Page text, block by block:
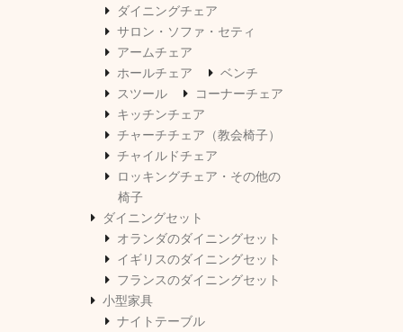
ダイニングチェア
サロン・ソファ・セティ
アームチェア
ホールチェア
ベンチ
スツール
コーナーチェア
キッチンチェア
チャーチチェア（教会椅子）
チャイルドチェア
ロッキングチェア・その他の
椅子
ダイニングセット
オランダのダイニングセット
イギリスのダイニングセット
フランスのダイニングセット
小型家具
ナイトテーブル